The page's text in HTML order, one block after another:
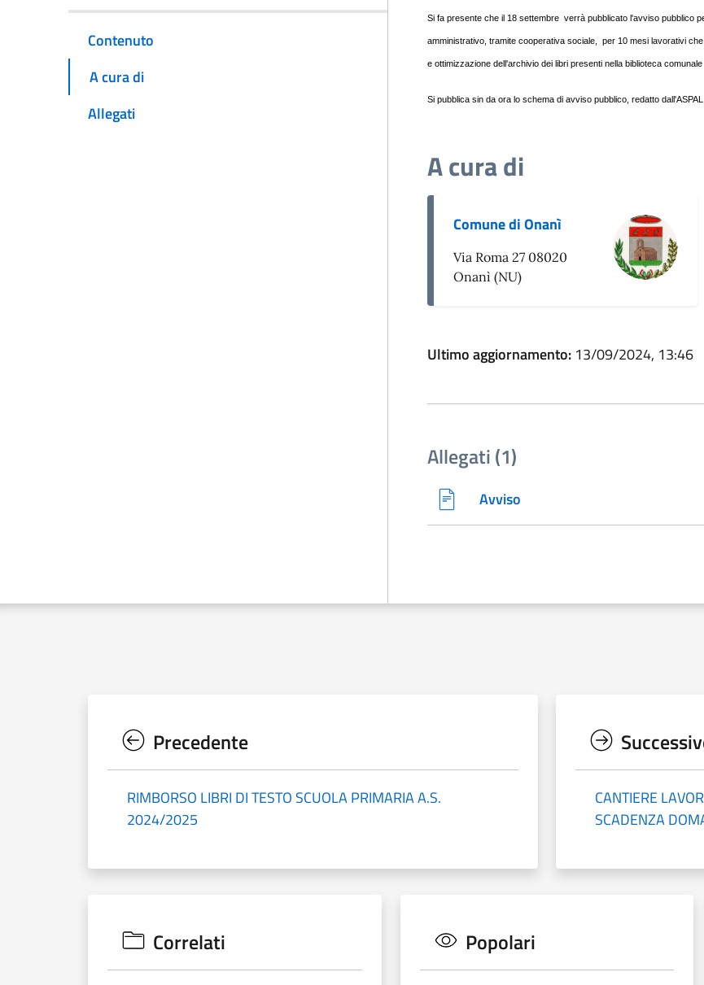
Contenuto
A cura di
Allegati
Si fa presente che il 18 settembre verrà pubblicato l'avviso pubblico
amministrativo, tramite cooperativa sociale, per 10 mesi lavorativi
e ottimizzazione dell'archivio dei libri presenti nella biblioteca comunale
Si pubblica sin da ora lo schema di avviso pubblico, redatto dall'ASPAL.
A cura di
Comune di Onanì
Via Roma 27 08020
Onanì (NU)
Ultimo aggiornamento: 13/09/2024, 13:46
Allegati (1)
Avviso
Precedente
RIMBORSO LIBRI DI TESTO SCUOLA PRIMARIA A.S.
2024/2025
CANTIERE
SCADENZA
Correlati Popolari